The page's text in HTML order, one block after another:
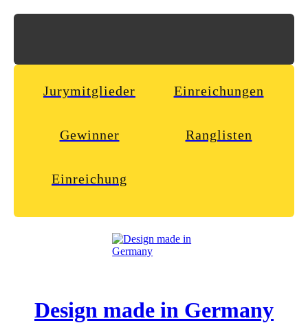
Jurymitglieder Einreichungen
Gewinner Ranglisten
Einreichung
Design made in Germany